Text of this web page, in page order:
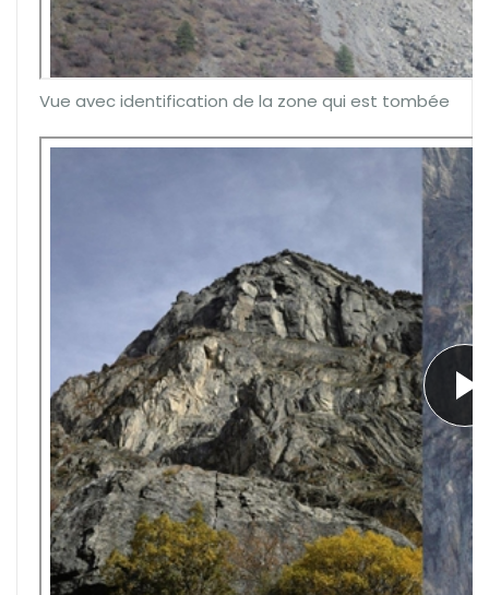
Vue avec identification de la zone qui est tombée